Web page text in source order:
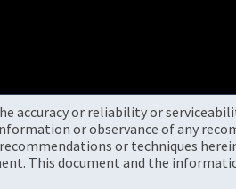
accuracy or reliability or
or observance of any
or techniques
This document and the